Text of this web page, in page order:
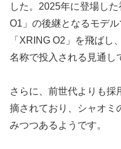
した。2025年に登場し
O1」の後継となるモデ
「XRING O2」を飛ばし
名称で投入される見通し
さらに、前世代よりも採
摘されており、シャオミ
みつつあるようです。